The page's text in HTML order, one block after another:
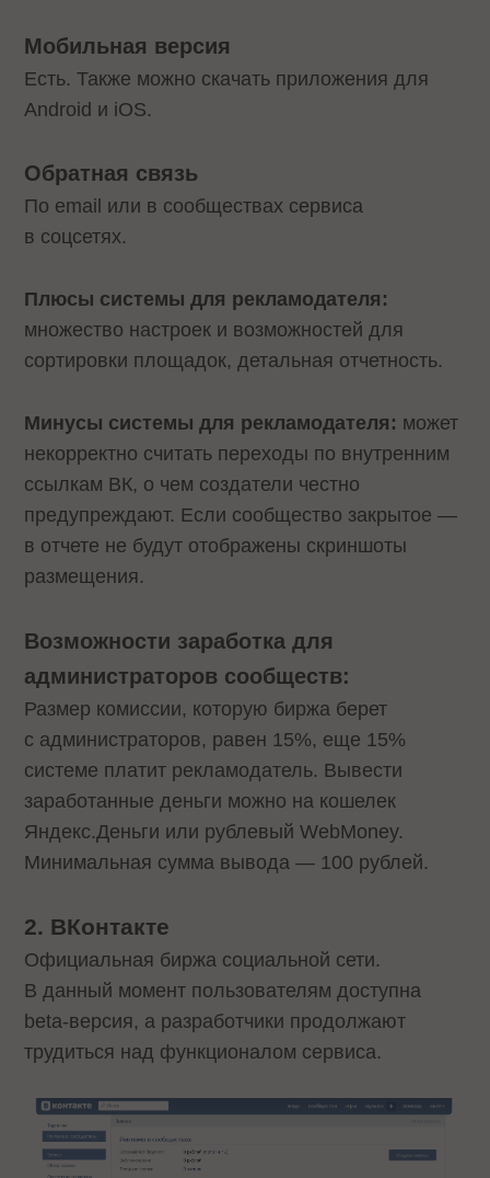
Мобильная версия
Есть. Также можно скачать приложения для
Android и iOS.
Обратная связь
По email или в сообществах сервиса
в соцсетях.
Плюсы системы для рекламодателя:
множество настроек и возможностей для
сортировки площадок, детальная отчетность.
Минусы системы для рекламодателя: может
некорректно считать переходы по внутренним
ссылкам ВК, о чем создатели честно
предупреждают. Если сообщество закрытое —
в отчете не будут отображены скриншоты
размещения.
Возможности заработка для
администраторов сообществ:
Размер комиссии, которую биржа берет
с администраторов, равен 15%, еще 15%
системе платит рекламодатель. Вывести
заработанные деньги можно на кошелек
Яндекс.Деньги или рублевый WebMoney.
Минимальная сумма вывода — 100 рублей.
2. ВКонтакте
Официальная биржа социальной сети.
В данный момент пользователям доступна
beta-версия, а разработчики продолжают
трудиться над функционалом сервиса.